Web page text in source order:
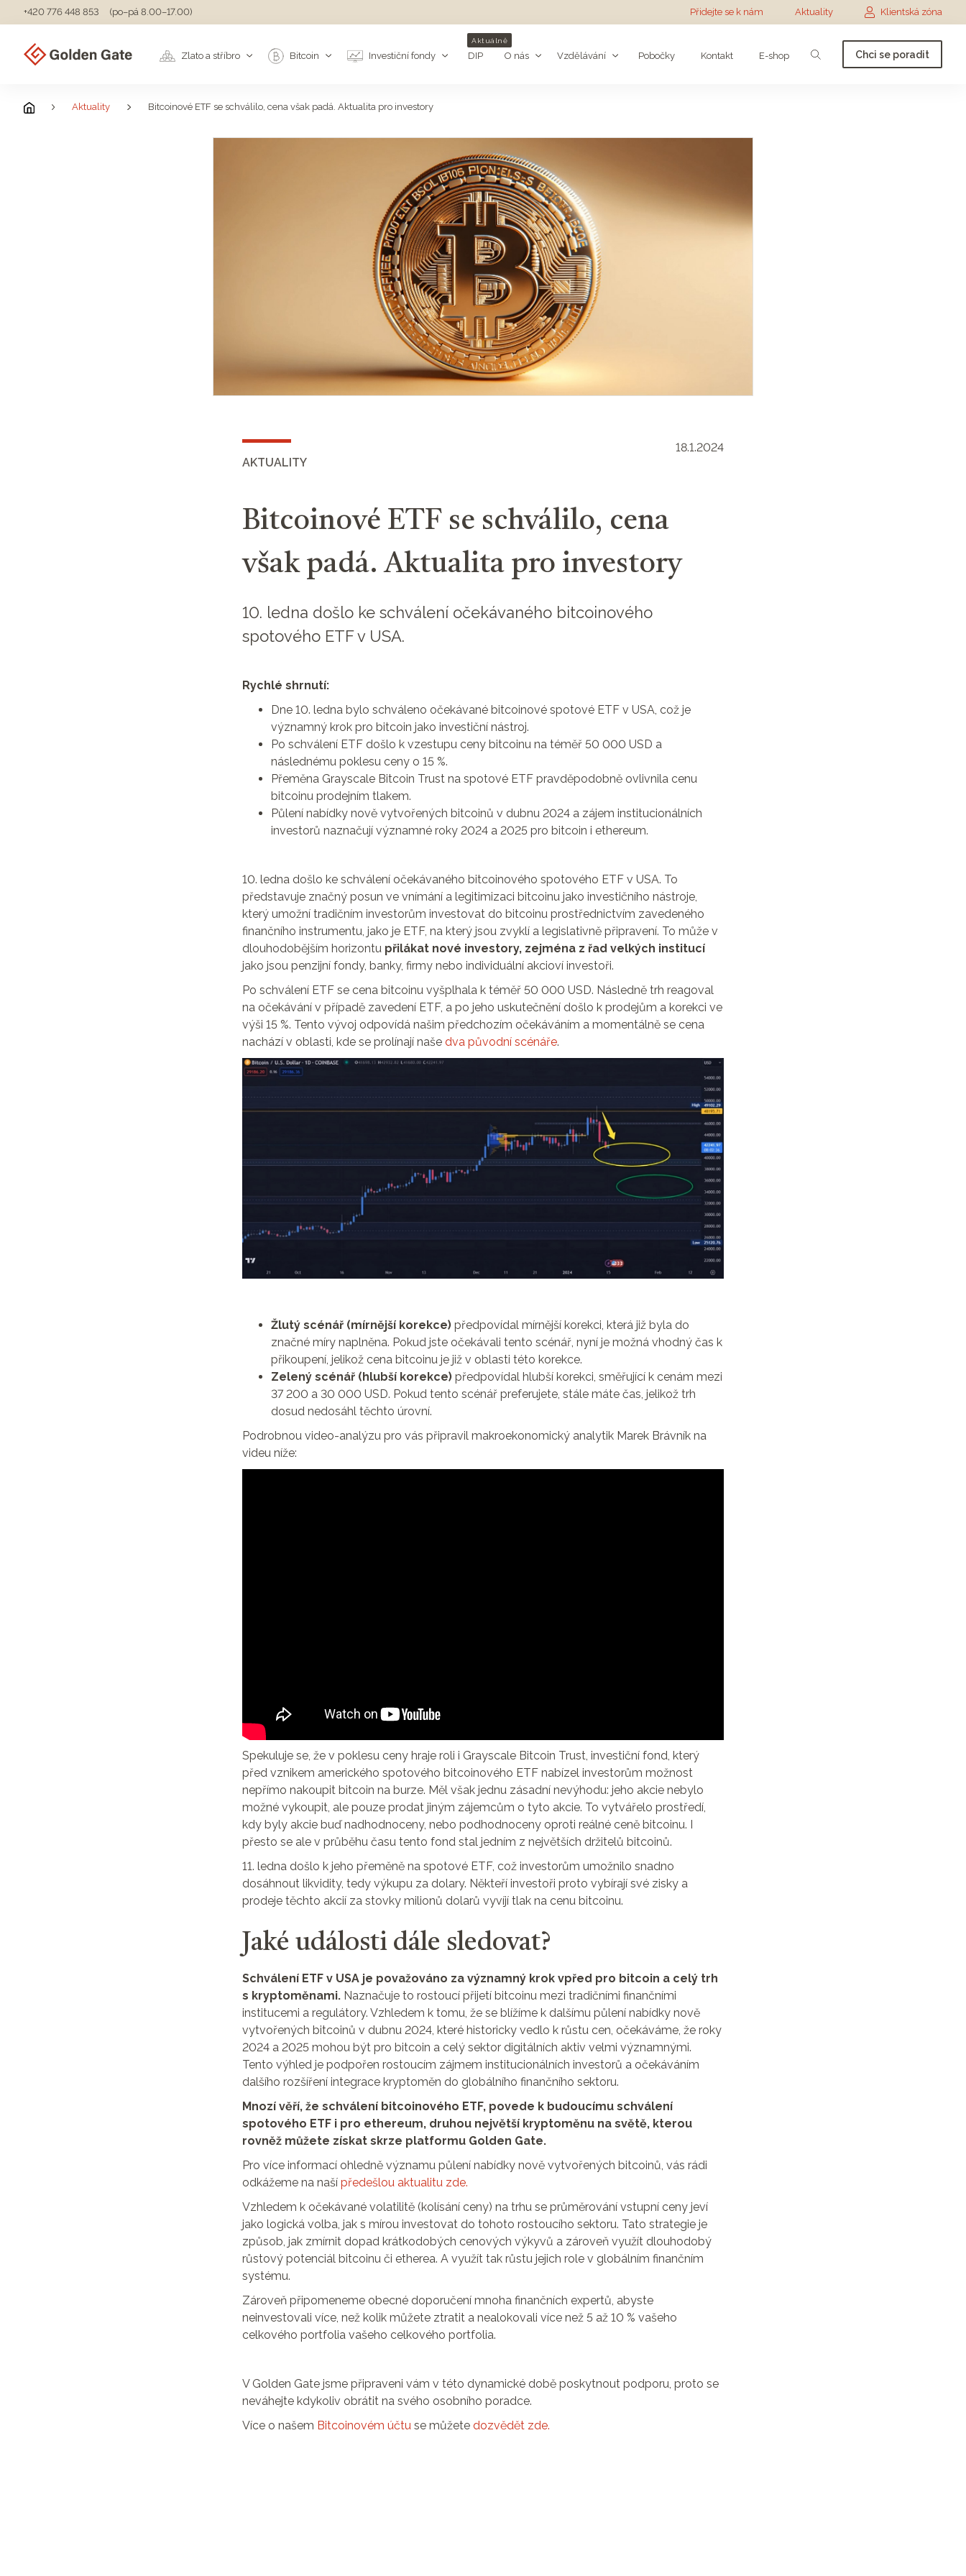
+420 776 448 853 (po–pá 8.00–17.00) Přidejte se k nám Aktuality Klientská zóna
Zlato a stříbro Bitcoin Investiční fondy DIP
Aktuálně
O nás Vzdělávání Pobočky Kontakt E-shop Chci se poradit
Aktuality Bitcoinové ETF se schválilo, cena však padá. Aktualita pro investory
AKTUALITY
18.1.2024
Bitcoinové ETF se schválilo, cena
však padá. Aktualita pro investory
10. ledna došlo ke schválení očekávaného bitcoinového
spotového ETF v USA.
Rychlé shrnutí:
Dne 10. ledna bylo schváleno očekávané bitcoinové spotové ETF v USA, což je
významný krok pro bitcoin jako investiční nástroj.
Po schválení ETF došlo k vzestupu ceny bitcoinu na téměř 50 000 USD a
následnému poklesu ceny o 15 %.
Přeměna Grayscale Bitcoin Trust na spotové ETF pravděpodobně ovlivnila cenu
bitcoinu prodejním tlakem.
Půlení nabídky nově vytvořených bitcoinů v dubnu 2024 a zájem institucionálních
investorů naznačují významné roky 2024 a 2025 pro bitcoin i ethereum.
10. ledna došlo ke schválení očekávaného bitcoinového spotového ETF v USA. To
představuje značný posun ve vnímání a legitimizaci bitcoinu jako investičního nástroje,
který umožní tradičním investorům investovat do bitcoinu prostřednictvím zavedeného
finančního instrumentu, jako je ETF, na který jsou zvyklí a legislativně připravení. To může v
dlouhodobějším horizontu přilákat nové investory, zejména z řad velkých institucí
jako jsou penzijní fondy, banky, firmy nebo individuální akcioví investoři.
Po schválení ETF se cena bitcoinu vyšplhala k téměř 50 000 USD. Následně trh reagoval
na očekávání v případě zavedení ETF, a po jeho uskutečnění došlo k prodejům a korekci ve
výši 15 %. Tento vývoj odpovídá našim předchozím očekáváním a momentálně se cena
nachází v oblasti, kde se prolínají naše dva původní scénáře.
Žlutý scénář (mírnější korekce) předpovídal mírnější korekci, která již byla do
značné míry naplněna. Pokud jste očekávali tento scénář, nyní je možná vhodný čas k
přikoupení, jelikož cena bitcoinu je již v oblasti této korekce.
Zelený scénář (hlubší korekce) předpovídal hlubší korekci, směřující k cenám mezi
37 200 a 30 000 USD. Pokud tento scénář preferujete, stále máte čas, jelikož trh
dosud nedosáhl těchto úrovní.
Podrobnou video-analýzu pro vás připravil makroekonomický analytik Marek Brávník na
videu níže:
Spekuluje se, že v poklesu ceny hraje roli i Grayscale Bitcoin Trust, investiční fond, který
před vznikem amerického spotového bitcoinového ETF nabízel investorům možnost
nepřímo nakoupit bitcoin na burze. Měl však jednu zásadní nevýhodu: jeho akcie nebylo
možné vykoupit, ale pouze prodat jiným zájemcům o tyto akcie. To vytvářelo prostředí,
kdy byly akcie buď nadhodnoceny, nebo podhodnoceny oproti reálné ceně bitcoinu. I
přesto se ale v průběhu času tento fond stal jedním z největších držitelů bitcoinů.
11. ledna došlo k jeho přeměně na spotové ETF, což investorům umožnilo snadno
dosáhnout likvidity, tedy výkupu za dolary. Někteří investoři proto vybírají své zisky a
prodeje těchto akcií za stovky milionů dolarů vyvíjí tlak na cenu bitcoinu.
Jaké události dále sledovat?
Schválení ETF v USA je považováno za významný krok vpřed pro bitcoin a celý trh
s kryptoměnami. Naznačuje to rostoucí přijetí bitcoinu mezi tradičními finančními
institucemi a regulátory. Vzhledem k tomu, že se blížíme k dalšímu půlení nabídky nově
vytvořených bitcoinů v dubnu 2024, které historicky vedlo k růstu cen, očekáváme, že roky
2024 a 2025 mohou být pro bitcoin a celý sektor digitálních aktiv velmi významnými.
Tento výhled je podpořen rostoucím zájmem institucionálních investorů a očekáváním
dalšího rozšíření integrace kryptoměn do globálního finančního sektoru.
Mnozí věří, že schválení bitcoinového ETF, povede k budoucímu schválení
spotového ETF i pro ethereum, druhou největší kryptoměnu na světě, kterou
rovněž můžete získat skrze platformu Golden Gate.
Pro více informací ohledně významu půlení nabídky nově vytvořených bitcoinů, vás rádi
odkážeme na naší předešlou aktualitu zde.
Vzhledem k očekávané volatilitě (kolísání ceny) na trhu se průměrování vstupní ceny jeví
jako logická volba, jak s mírou investovat do tohoto rostoucího sektoru. Tato strategie je
způsob, jak zmírnit dopad krátkodobých cenových výkyvů a zároveň využít dlouhodobý
růstový potenciál bitcoinu či etherea. A využít tak růstu jejich role v globálním finančním
systému.
Zároveň připomeneme obecné doporučení mnoha finančních expertů, abyste
neinvestovali více, než kolik můžete ztratit a nealokovali více než 5 až 10 % vašeho
celkového portfolia vašeho celkového portfolia.
V Golden Gate jsme připraveni vám v této dynamické době poskytnout podporu, proto se
neváhejte kdykoliv obrátit na svého osobního poradce.
Více o našem Bitcoinovém účtu se můžete dozvědět zde.